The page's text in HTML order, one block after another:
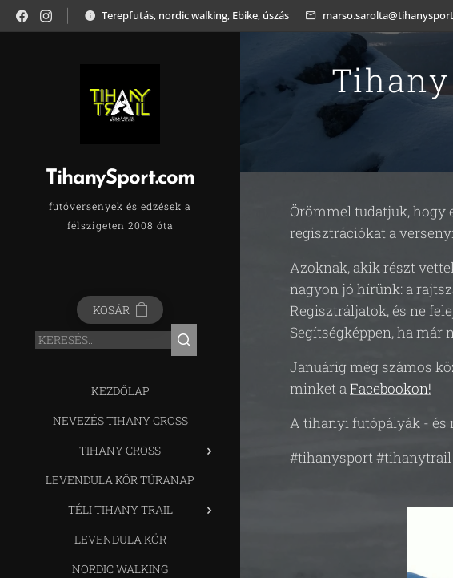
Terepfutás, nordic walking, Ebike, úszás
TihanySport.com
futóversenyek és edzések a
félszigeten 2008 óta
KOSÁR
KEZDŐLAP
NEVEZÉS TIHANY CROSS
TIHANY CROSS
LEVENDULA KÖR TÚRANAP
TÉLI TIHANY TRAIL
LEVENDULA KÖR
NORDIC WALKING
Örömmel tudatjuk, hogy
regisztrációkat a
Azoknak, akik részt
nagyon jó hírünk: a
Regisztráljatok, és ne
Segítségképpen, ha már
Januárig még számos
minket aFacebookon!
A tihanyi futópályák - és
#tihanysport